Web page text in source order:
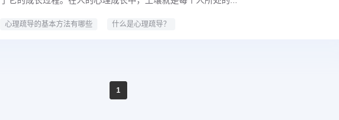
心理疏导的基本方法有哪些 什么是心理疏导？
1